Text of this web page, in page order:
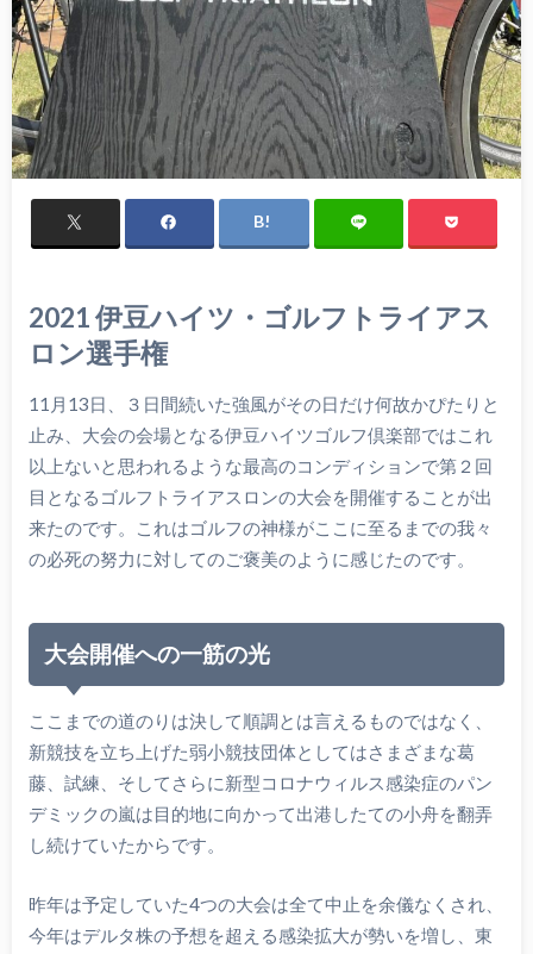
2021 伊豆ハイツ・ゴルフトライアス
ロン選手権
11月13日、３日間続いた強風がその日だけ何故かぴたりと
止み、大会の会場となる伊豆ハイツゴルフ倶楽部ではこれ
以上ないと思われるような最高のコンディションで第２回
目となるゴルフトライアスロンの大会を開催することが出
来たのです。これはゴルフの神様がここに至るまでの我々
の必死の努力に対してのご褒美のように感じたのです。
大会開催への一筋の光
ここまでの道のりは決して順調とは言えるものではなく、
新競技を立ち上げた弱小競技団体としてはさまざまな葛
藤、試練、そしてさらに新型コロナウィルス感染症のパン
デミックの嵐は目的地に向かって出港したての小舟を翻弄
し続けていたからです。
昨年は予定していた4つの大会は全て中止を余儀なくされ、
今年はデルタ株の予想を超える感染拡大が勢いを増し、東